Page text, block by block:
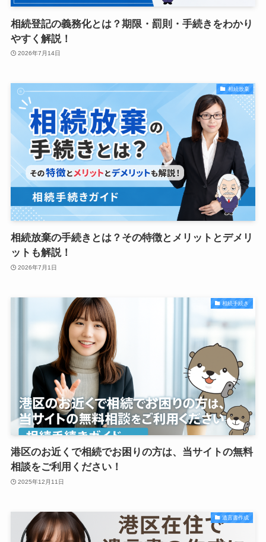
相続登記の義務化とは？期限・罰則・手続きをわかり
やすく解説！
2026年7月14日
相続放棄
相続放棄の手続きとは？その特徴とメリットとデメリ
ットも解説！
2026年7月1日
相続手続き
港区のお近くで相続でお困りの方は、当サイトの無料
相談をご利用ください！
2025年12月11日
遺言書作成